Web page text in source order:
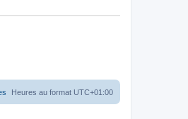
Heures au format UTC+01:00